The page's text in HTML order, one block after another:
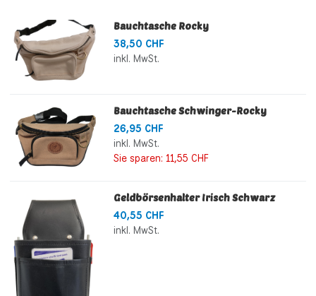
Bauchtasche Rocky
38,50 CHF
inkl. MwSt.
Bauchtasche Schwinger-Rocky
26,95 CHF
inkl. MwSt.
Sie sparen: 11,55 CHF
Geldbörsenhalter Irisch Schwarz
40,55 CHF
inkl. MwSt.